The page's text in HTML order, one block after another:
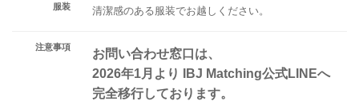
服装 清潔感のある服装でお越しください。
注意事項
お問い合わせ窓口は、
2026年1月より IBJ Matching公式LINEへ
完全移行しております。